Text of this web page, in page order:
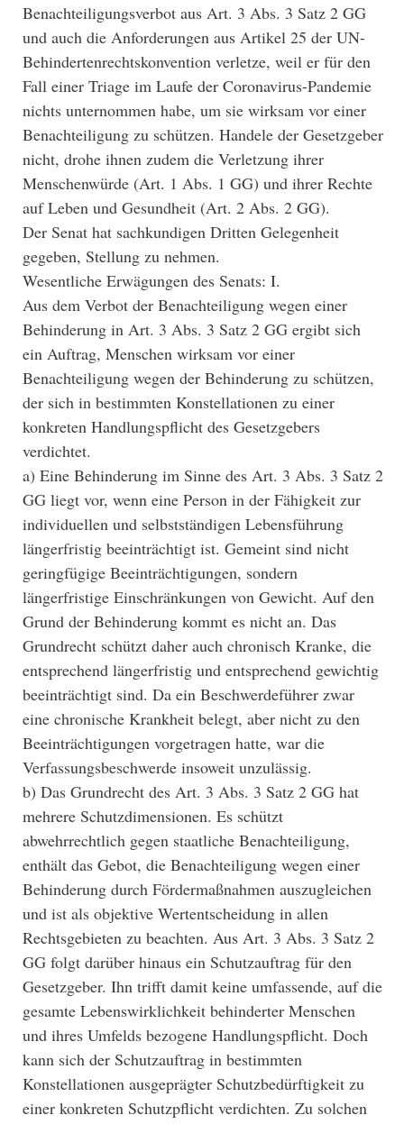
Benachteiligungsverbot aus Art. 3 Abs. 3 Satz 2 GG
und auch die Anforderungen aus Artikel 25 der UN-
Behindertenrechtskonvention verletze, weil er für den
Fall einer Triage im Laufe der Coronavirus-Pandemie
nichts unternommen habe, um sie wirksam vor einer
Benachteiligung zu schützen. Handele der Gesetzgeber
nicht, drohe ihnen zudem die Verletzung ihrer
Menschenwürde (Art. 1 Abs. 1 GG) und ihrer Rechte
auf Leben und Gesundheit (Art. 2 Abs. 2 GG).
Der Senat hat sachkundigen Dritten Gelegenheit
gegeben, Stellung zu nehmen.
Wesentliche Erwägungen des Senats: I.
Aus dem Verbot der Benachteiligung wegen einer
Behinderung in Art. 3 Abs. 3 Satz 2 GG ergibt sich
ein Auftrag, Menschen wirksam vor einer
Benachteiligung wegen der Behinderung zu schützen,
der sich in bestimmten Konstellationen zu einer
konkreten Handlungspflicht des Gesetzgebers
verdichtet.
a) Eine Behinderung im Sinne des Art. 3 Abs. 3 Satz 2
GG liegt vor, wenn eine Person in der Fähigkeit zur
individuellen und selbstständigen Lebensführung
längerfristig beeinträchtigt ist. Gemeint sind nicht
geringfügige Beeinträchtigungen, sondern
längerfristige Einschränkungen von Gewicht. Auf den
Grund der Behinderung kommt es nicht an. Das
Grundrecht schützt daher auch chronisch Kranke, die
entsprechend längerfristig und entsprechend gewichtig
beeinträchtigt sind. Da ein Beschwerdeführer zwar
eine chronische Krankheit belegt, aber nicht zu den
Beeinträchtigungen vorgetragen hatte, war die
Verfassungsbeschwerde insoweit unzulässig.
b) Das Grundrecht des Art. 3 Abs. 3 Satz 2 GG hat
mehrere Schutzdimensionen. Es schützt
abwehrrechtlich gegen staatliche Benachteiligung,
enthält das Gebot, die Benachteiligung wegen einer
Behinderung durch Fördermaßnahmen auszugleichen
und ist als objektive Wertentscheidung in allen
Rechtsgebieten zu beachten. Aus Art. 3 Abs. 3 Satz 2
GG folgt darüber hinaus ein Schutzauftrag für den
Gesetzgeber. Ihn trifft damit keine umfassende, auf die
gesamte Lebenswirklichkeit behinderter Menschen
und ihres Umfelds bezogene Handlungspflicht. Doch
kann sich der Schutzauftrag in bestimmten
Konstellationen ausgeprägter Schutzbedürftigkeit zu
einer konkreten Schutzpflicht verdichten. Zu solchen